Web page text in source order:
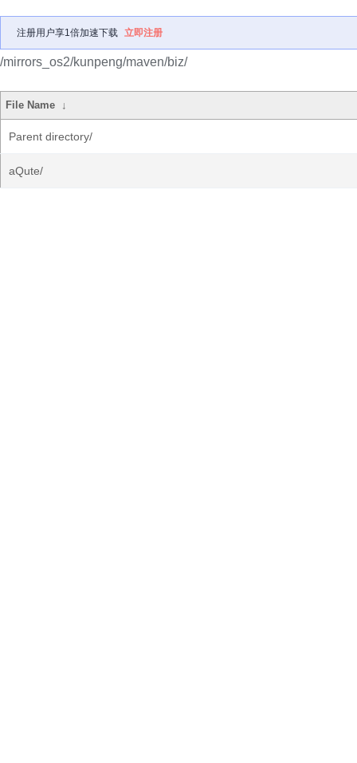
注册用户享1倍加速下载 立即注册
/mirrors_os2/kunpeng/maven/biz/
File Name ↓
Parent directory/
aQute/